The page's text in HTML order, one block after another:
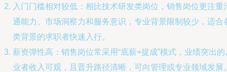
入门门槛相对较低：相比技术研发类岗位，销售岗位更注重
通能力、市场洞察力和服务意识，专业背景限制较少，适合
类背景的求职者快速入行。
薪资弹性高：销售岗位常采用“底薪+提成”模式，业绩突出的
业者收入可观，且晋升路径清晰，可向管理或专业领域发展